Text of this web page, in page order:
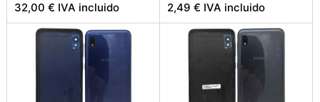
32,00 € IVA incluido 2,49 € IVA incluido